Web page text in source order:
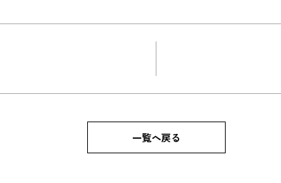
一覧へ戻る